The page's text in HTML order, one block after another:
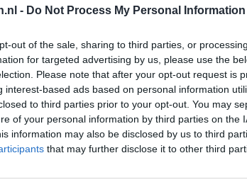
- Do Not Process My Personal Information
out of the sale, sharing to third parties, or
for targeted advertising by us, please use the
Please note that after your opt-out request is
interest-based ads based on personal information
to third parties prior to your opt-out. You may
of your personal information by third parties on the
information may also be disclosed by us to third
that may further disclose it to other third
lef of overmoed?
route
Gil Mora blijkt onhaalbaar voor Eredivisie-top
doelwit